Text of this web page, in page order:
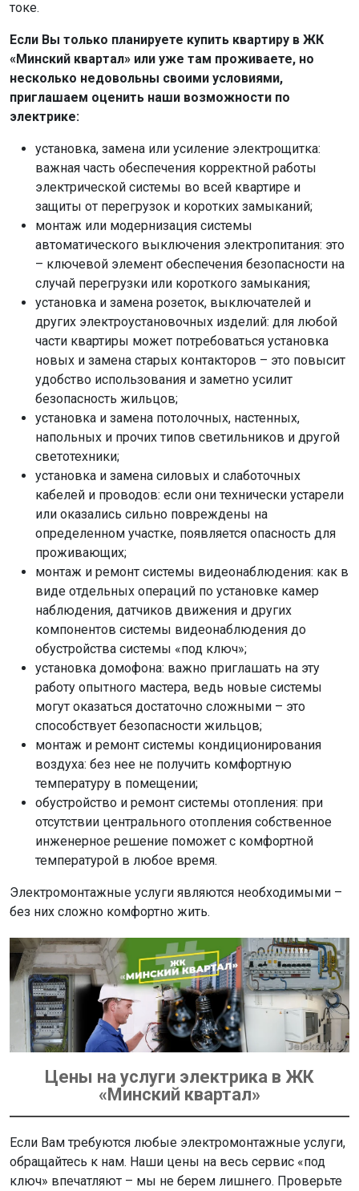
токе.
Если Вы только планируете купить квартиру в ЖК
«Минский квартал» или уже там проживаете, но
несколько недовольны своими условиями,
приглашаем оценить наши возможности по
электрике:
установка, замена или усиление электрощитка:
важная часть обеспечения корректной работы
электрической системы во всей квартире и
защиты от перегрузок и коротких замыканий;
монтаж или модернизация системы
автоматического выключения электропитания: это
– ключевой элемент обеспечения безопасности на
случай перегрузки или короткого замыкания;
установка и замена розеток, выключателей и
других электроустановочных изделий: для любой
части квартиры может потребоваться установка
новых и замена старых контакторов – это повысит
удобство использования и заметно усилит
безопасность жильцов;
установка и замена потолочных, настенных,
напольных и прочих типов светильников и другой
светотехники;
установка и замена силовых и слаботочных
кабелей и проводов: если они технически устарели
или оказались сильно повреждены на
определенном участке, появляется опасность для
проживающих;
монтаж и ремонт системы видеонаблюдения: как в
виде отдельных операций по установке камер
наблюдения, датчиков движения и других
компонентов системы видеонаблюдения до
обустройства системы «под ключ»;
установка домофона: важно приглашать на эту
работу опытного мастера, ведь новые системы
могут оказаться достаточно сложными – это
способствует безопасности жильцов;
монтаж и ремонт системы кондиционирования
воздуха: без нее не получить комфортную
температуру в помещении;
обустройство и ремонт системы отопления: при
отсутствии центрального отопления собственное
инженерное решение поможет с комфортной
температурой в любое время.
Электромонтажные услуги являются необходимыми –
без них сложно комфортно жить.
Цены на услуги электрика в ЖК
«Минский квартал»
Если Вам требуются любые электромонтажные услуги,
обращайтесь к нам. Наши цены на весь сервис «под
ключ» впечатляют – мы не берем лишнего. Проверьте